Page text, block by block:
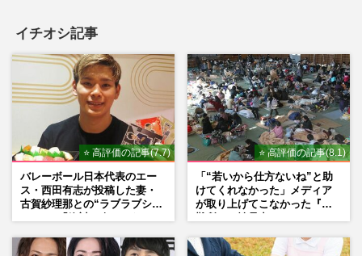
週刊女性PRIME 2025/5/30
“韓国通”芸能人が推すソウルの「ホットス
ポット」2泊3日でおしゃれな街歩きから買
い物、グルメ、美容総ざ…
週刊女性2024年7月2日号 2024/6/26
音楽ショップスタッフに聞いた《好きな音
楽ドラマランキング》朝ドラ『エール』
週刊女性2024年3月19日号 2024/3/11
イチオシ記事
⭐ 高評価の記事(7.7)
バレーボール日本代表のエー
ス・西田有志が投稿した妻・
古賀紗理那との“ラブラブショ
判殺到の理由
⭐ 高評価の記事(8.1)
「“若いから仕方ないね”と助
けてくれなかった」メディア
が取り上げてこなかった『避